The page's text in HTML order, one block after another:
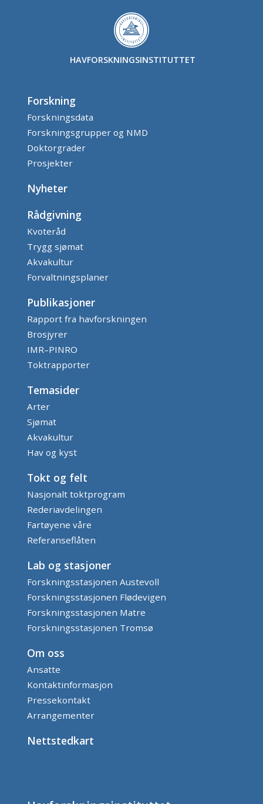
HAVFORSKNINGSINSTITUTTET
Forskning
Forskningsdata
Forskningsgrupper og NMD
Doktorgrader
Prosjekter
Nyheter
Rådgivning
Kvoteråd
Trygg sjømat
Akvakultur
Forvaltningsplaner
Publikasjoner
Rapport fra havforskningen
Brosjyrer
IMR–PINRO
Toktrapporter
Temasider
Arter
Sjømat
Akvakultur
Hav og kyst
Tokt og felt
Nasjonalt toktprogram
Rederiavdelingen
Fartøyene våre
Referanseflåten
Lab og stasjoner
Forskningsstasjonen Austevoll
Forskningsstasjonen Flødevigen
Forskningsstasjonen Matre
Forskningsstasjonen Tromsø
Om oss
Ansatte
Kontaktinformasjon
Pressekontakt
Arrangementer
Nettstedkart